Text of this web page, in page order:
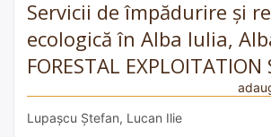
Servicii de împădurire și
ecologică în Alba Iulia,
FORESTAL EXPLOITATION
Lupașcu Ștefan, Lucan Ilie